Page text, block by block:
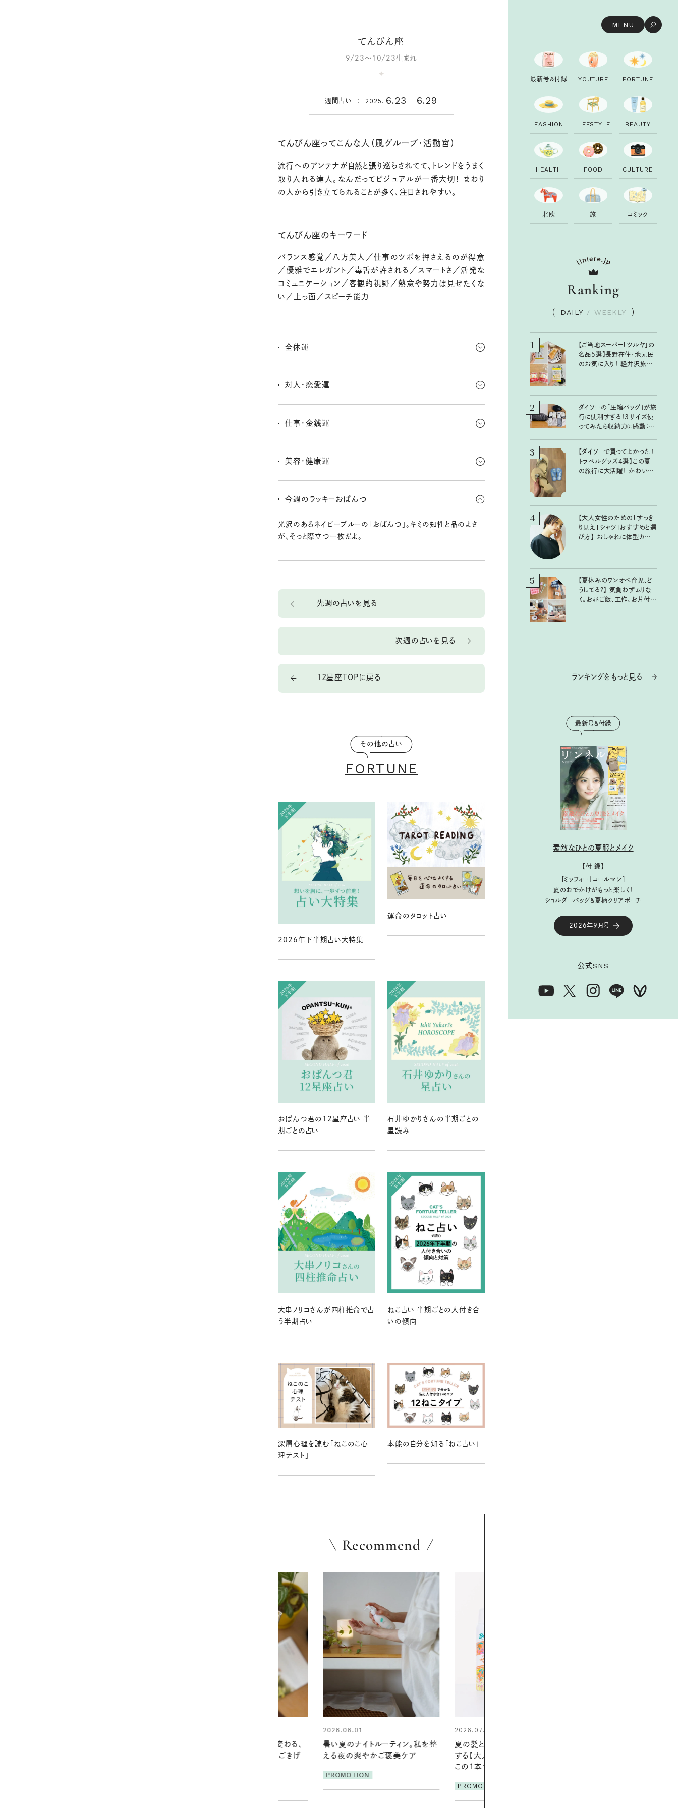
MENU
てんびん座
9/23～10/23生まれ
週間占い 2025. 6.23 6.29
てんびん座ってこんな人（風グループ・活動宮）
流行へのアンテナが自然と張り巡らされてて、トレンドをうまく
取り入れる達人。なんだってビジュアルが一番大切！ まわり
の人から引き立てられることが多く、注目されやすい。
てんびん座のキーワード
バランス感覚／八方美人／仕事のツボを押さえるのが得意
／優雅でエレガント／毒舌が許される／スマートさ／活発な
コミュニケーション／客観的視野／熱意や努力は見せたくな
い／上っ面／スピーチ能力
全体運
張しつつも、誰かに頼られたり、注目されたり、うれしい役割がまわ
対人・恋愛運
っているときほどチャンスがやってくるよ。自分から話しかけるよ
仕事・金銭運
ある出費。ただし見栄の張りすぎには注意して、背伸びしない範囲
美容・健康運
り手をかけると運気もアップ。外に出るときの香りにもこだわってみ
今週のラッキーおぱんつ
光沢のあるネイビーブルーの「おぱんつ」。キミの知性と品のよさ
が、そっと際立つ一枚だよ。
先週の占いを見る
次週の占いを見る
12星座TOPに戻る
その他の占い
FORTUNE
2026年下半期占い大特集
運命のタロット占い
おぱんつ君の12星座占い 半
期ごとの占い
石井ゆかりさんの半期ごとの
星読み
大串ノリコさんが四柱推命で占
う半期占い
ねこ占い 半期ごとの人付き合
いの傾向
深層心理を読む「ねこのこ心
理テスト」
本能の自分を知る「ねこ占い」
Recommend
暑い夏のナイトルーティン。私を整
える夜の爽やかご褒美ケア
2026.07.24
夏の髪と心が瞬時にリフレッシュ
する【大人気のドライシャンプー】
地よく
2026.07.21
【高山都さんが楽しむデンマーク
発・ベーリングの腕時計】 アクセサ
リーとの重ねづけも素敵な大人の
最新号&付録 YO UTU B E FO RTU N E
FAS H I O N LI FESTYLE B EAUTY
H EALTH FO O D CU LTU RE
北欧 旅 コ ミ ック
Ranking
DAILY / WEEKLY
1
【ご当地スーパー「ツルヤ」の
名品5選】長野在住・地元民
のお気に入り！ 軽井沢旅の
2
ダイソーの「圧縮バッグ」が旅
行に便利すぎる！3サイズ使
ってみたら収納力に感動：
3
【ダイソーで買ってよかった！
トラベルグッズ4選】この夏
の旅行に大活躍！ かわいく
4
【大人女性のための「すっき
り見えTシャツ」おすすめと選
び方】 おしゃれに体型カバー
5
【夏休みのワンオペ育児、ど
うしてる？】 気負わずムリな
く。お昼ご飯、工作、お片付け
ランキングをもっと見る
最新号＆付録
素敵なひとの夏服とメイク
【付 録】
［ミッフィー｜コールマン］
夏のおでかけがもっと楽しく！
ショルダーバッグ&夏柄クリアポーチ
2026年9月号
公式SNS